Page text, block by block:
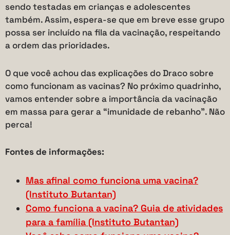
sendo testadas em crianças e adolescentes
também. Assim, espera-se que em breve esse grupo
possa ser incluído na fila da vacinação, respeitando
a ordem das prioridades.
O que você achou das explicações do Draco sobre
como funcionam as vacinas? No próximo quadrinho,
vamos entender sobre a importância da vacinação
em massa para gerar a “imunidade de rebanho”. Não
perca!
Fontes de informações:
Mas afinal como funciona uma vacina?
(Instituto Butantan)
Como funciona a vacina? Guia de atividades
para a família (Instituto Butantan)